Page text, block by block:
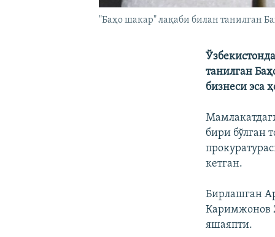
"Баҳо шакар" лақаби билан танилган
танилган
бизнеси эса
бири бўлган
кетган.
Бирлашган
Каримжонов
яшаяпти.